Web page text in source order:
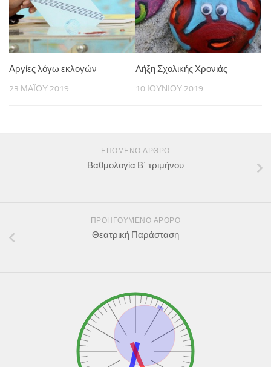
Αργίες λόγω εκλογών
23 ΜΑΪ́ΟΥ 2019
Λήξη Σχολικής Χρονιάς
10 ΙΟΥΝΊΟΥ 2019
ΕΠΌΜΕΝΟ ΆΡΘΡΟ
Βαθμολογία Β΄ τριμήνου
ΠΡΟΗΓΟΎΜΕΝΟ ΆΡΘΡΟ
Θεατρική Παράσταση